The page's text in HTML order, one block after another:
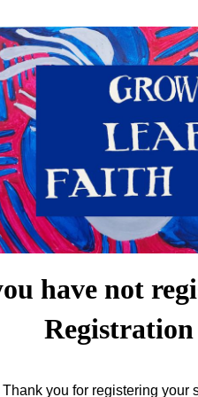
have not
Registration
Thank you for registering your